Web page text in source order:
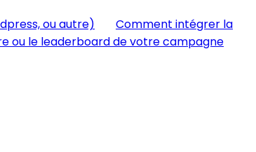
ou autre)
Comment intégrer la
ou le leaderboard de votre campagne